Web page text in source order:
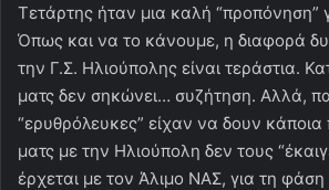
Τετάρτης ήταν μια καλή “προπόνηση”
Όπως και να το κάνουμε, η διαφορά
την Γ.Σ. Ηλιούπολης είναι τεράστια.
ματς δεν σηκώνει… συζήτηση. Αλλά,
“ερυθρόλευκες” είχαν να δουν κάποια
ματς με την Ηλιούπολη δεν τους
έρχεται με τον Άλιμο ΝΑΣ, για τη